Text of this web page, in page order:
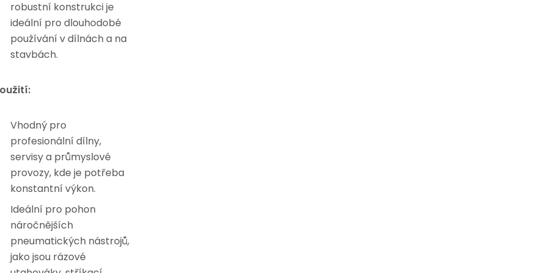
robustní konstrukci je
ideální pro dlouhodobé
používání v dílnách a na
stavbách.
Vhodný pro
profesionální dílny,
servisy a průmyslové
provozy, kde je potřeba
konstantní výkon.
Ideální pro pohon
náročnějších
pneumatických nástrojů,
jako jsou rázové